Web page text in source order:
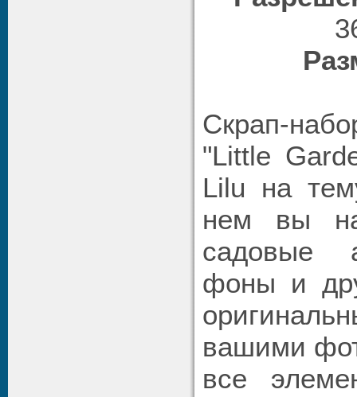
Скрап-
"Little
Lilu на
нем вы
садовые
фоны и
вашими
все